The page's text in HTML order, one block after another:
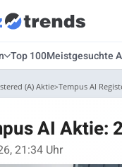
Top 100Meistgesuchte
(A) Aktie Tempus AI
AI Aktie:
21:34 Uhr